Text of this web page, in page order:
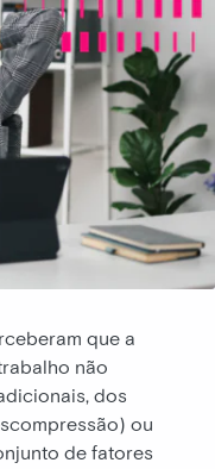
que a
não
dos
ou
de fatores